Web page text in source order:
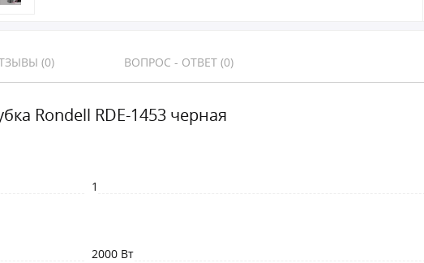
(0) ВОПРОС - ОТВЕТ (0)
Rondell RDE-1453 черная
1
2000 Вт